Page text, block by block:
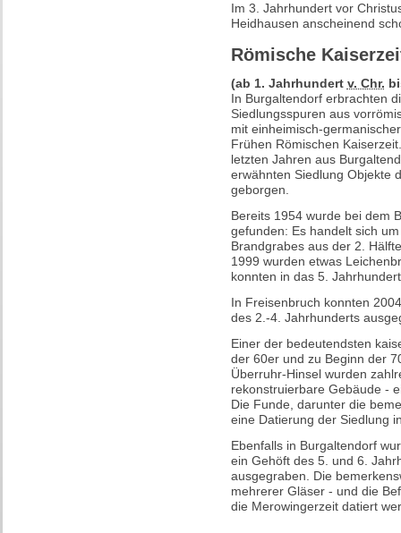
Im 3. Jahrhundert vor
Heidhausen anscheinend
Römische
(ab 1. Jahrhundert v. Chr.
In Burgaltendorf erbrachten
Siedlungsspuren aus
mit einheimisch-
Frühen Römischen
letzten Jahren aus
erwähnten Siedlung Objekte
geborgen.
Bereits 1954 wurde bei dem
gefunden: Es handelt sich
Brandgrabes aus der 2.
1999 wurden etwas
konnten in das 5.
In Freisenbruch konnten
des 2.-4. Jahrhunderts
Einer der bedeutendsten
der 60er und zu Beginn der
Überruhr-Hinsel wurden
rekonstruierbare Gebäude -
Die Funde, darunter die
eine Datierung der Siedlung
Ebenfalls in Burgaltendorf
ein Gehöft des 5. und 6.
ausgegraben. Die
mehrerer Gläser - und die
die Merowingerzeit datiert